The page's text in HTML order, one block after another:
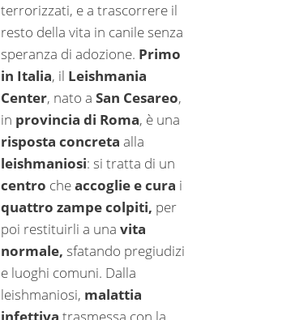
terrorizzati, e a trascorrere il
resto della vita in canile senza
speranza di adozione. Primo
in Italia, il Leishmania
Center, nato a San Cesareo,
in provincia di Roma, è una
risposta concreta alla
leishmaniosi: si tratta di un
centro cheaccoglie e cura i
quattro zampe colpiti, per
poi restituirli a una vita
normale, sfatando pregiudizi
e luoghi comuni. Dalla
leishmaniosi, malattia
infettiva trasmessa con la